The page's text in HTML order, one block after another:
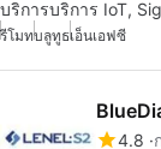
บริการบริการ IoT,
รีโมทบลูทูธเอ็นเอฟซี
4.8